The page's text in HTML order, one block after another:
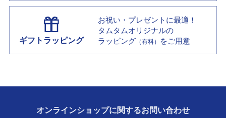
ギフトラッピング
お祝い・プレゼントに最適！
タムタムオリジナルの
ラッピング （有料） をご用意
オンラインショップに関するお問い合わせ